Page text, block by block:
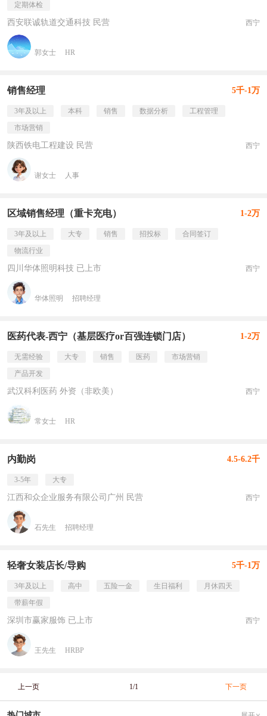
定期体检
西安联诚轨道交通科技 民营 西宁
郭女士 HR
销售经理 5千-1万
3年及以上 本科 销售 数据分析
工程管理
市场营销
陕西铁电工程建设 民营 西宁
谢女士 人事
区域销售经理（重卡充电） 1-2万
3年及以上 大专 销售 招投标
合同签订
物流行业
四川华体照明科技 已上市 西宁
华体照明 招聘经理
医药代表-西宁（基层医疗or百强连锁门店） 1-2万
无需经验 大专 销售 医药
市场营销
产品开发
武汉科利医药 外资（非欧美） 西宁
常女士 HR
内勤岗 4.5-6.2千
3-5年 大专
江西和众企业服务有限公司广州 民营 西宁
石先生 招聘经理
轻奢女装店长/导购 5千-1万
3年及以上 高中 五险一金 生日福利
月休四天
带薪年假
深圳市赢家服饰 已上市 西宁
王先生 HRBP
上一页 1/1 下一页